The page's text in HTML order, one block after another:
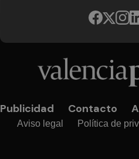
Publicidad Contacto
Aviso legal Política de